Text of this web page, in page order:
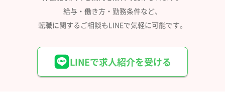
給与・働き方・勤務条件など、
転職に関するご相談もLINEで気軽に可能です。
LINEで求人紹介を受ける